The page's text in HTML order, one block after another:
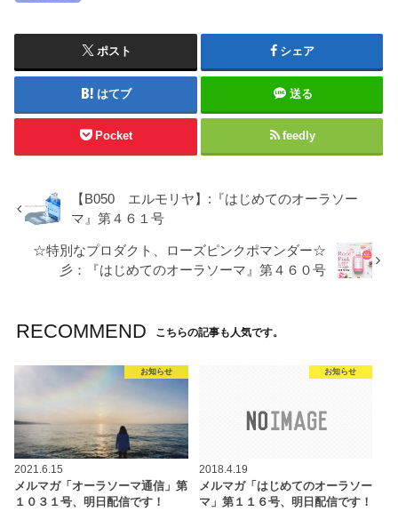
ポスト シェア
はてブ 送る
Pocket feedly
【B050 エルモリヤ】:『はじめてのオーラソー
マ』第４６１号
☆特別なプロダクト、ローズピンクポマンダー☆
彡：『はじめてのオーラソーマ』第４６０号
RECOMMEND こちらの記事も人気です。
お知らせ
2021.6.15
メルマガ「オーラソーマ通信」第
１０３１号、明日配信です！
お知らせ
2018.4.19
メルマガ「はじめてのオーラソー
マ」第１１６号、明日配信です！